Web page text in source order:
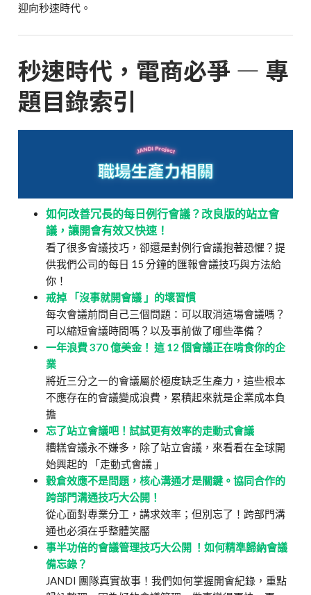
迎向秒速時代。
秒速時代，電商必爭 — 專
題目錄索引
如何改善冗長的每日例行會議？改良版的站立會
議，讓開會有效又快速！
看了很多會議技巧，卻還是對例行會議抱著恐懼？提
供我們公司的每日 15 分鐘的匯報會議技巧與方法給
你！
戒掉 「沒事就開會議 」的壞習慣
每次會議前問自己三個問題：可以取消這場會議嗎？
可以縮短會議時間嗎？以及事前做了哪些準備？
一年浪費 370 億美金！ 這 12 個會議正在啃食你的企
業
將近三分之一的會議屬於極度缺乏生產力，這些根本
不應存在的會議變成浪費，累積起來就是企業成本負
擔
忘了站立會議吧！試試更有效率的走動式會議
糟糕會議永不嫌多，除了站立會議，來看看在全球開
始興起的 「走動式會議 」
穀倉效應不是問題，核心溝通才是關鍵。協同合作的
跨部門溝通技巧大公開！
從心面對專業分工，講求效率；但別忘了！跨部門溝
通也必須在乎整體笑靨
事半功倍的會議管理技巧大公開 ！如何精準歸納會議
備忘錄？
JANDI 團隊真實故事！我們如何掌握開會紀錄，重點